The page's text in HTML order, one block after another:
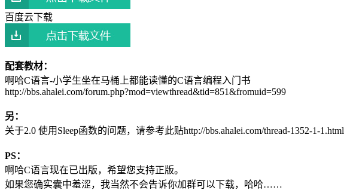
百度云下载
配套教材：
啊哈C语言-小学生坐在马桶上都能读懂的C语言编程入门书
http://bbs.ahalei.com/forum.php?mod=viewthread&tid=851&fromuid=599
另：
关于2.0 使用Sleep函数的问题，请参考此贴http://bbs.ahalei.com/thread-1352-1-1.html
PS：
啊哈C语言现在已出版，希望您支持正版。
如果您确实囊中羞涩，我当然不会告诉你加群可以下载，哈哈……